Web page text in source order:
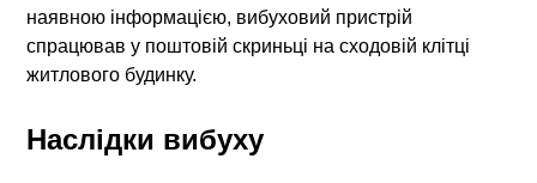
наявною інформацією, вибуховий пристрій
спрацював у поштовій скриньці на сходовій клітці
житлового будинку.
Наслідки вибуху